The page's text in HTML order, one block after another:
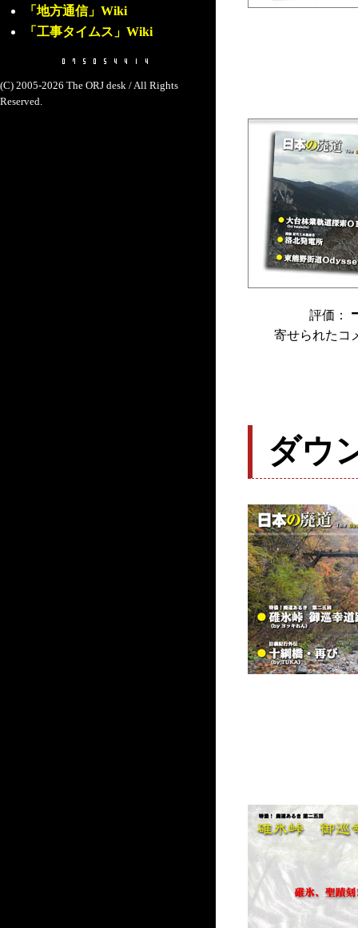
「地方通信」Wiki
「工事タイムス」Wiki
(C) 2005-2026 The ORJ desk / All Rights
Reserved.
評価：
寄せられたコ
ダウ